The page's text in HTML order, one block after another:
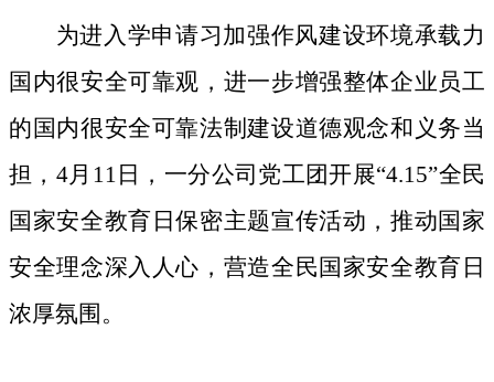
为进入学申请习加强作风建设环境承载力
国内很安全可靠观，进一步增强整体企业员工
的国内很安全可靠法制建设道德观念和义务当
担，4月11日，一分公司党工团开展“4.15”全民
国家安全教育日保密主题宣传活动，推动国家
安全理念深入人心，营造全民国家安全教育日
浓厚氛围。